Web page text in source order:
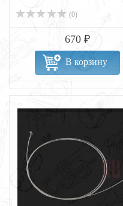
(0)
670 ₽
В корзину